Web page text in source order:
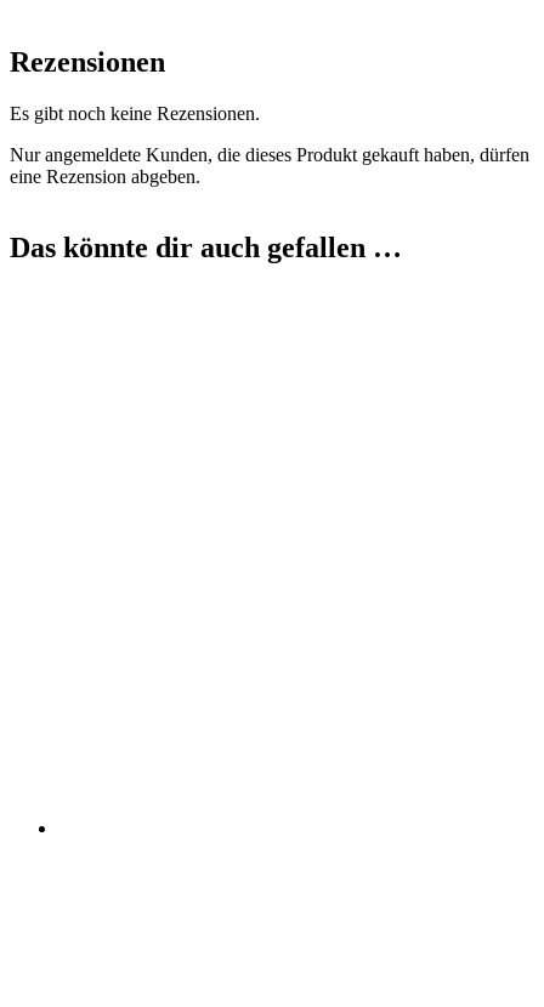
Rezensionen
Es gibt noch keine Rezensionen.
Nur angemeldete Kunden, die dieses Produkt gekauft haben, dürfen
eine Rezension abgeben.
Das könnte dir auch gefallen …